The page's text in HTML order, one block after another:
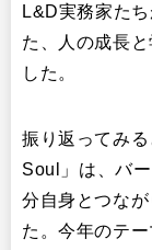
L&D実務家た
た、人の成長
した。
振り返ってみ
Soul」は、バ
分自身とつな
た。今年のテ